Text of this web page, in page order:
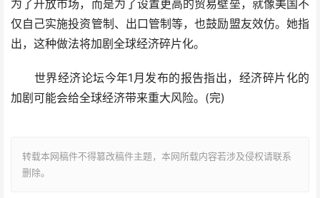
为了开放市场，而是为了设置更高的贸易壁垒，就像美国不
仅自己实施投资管制、出口管制等，也鼓励盟友效仿。她指
出，这种做法将加剧全球经济碎片化。
世界经济论坛今年1月发布的报告指出，经济碎片化的
加剧可能会给全球经济带来重大风险。(完)
转载本网稿件不得篡改稿件主题，本网所载内容若涉及侵权请联系
删除。